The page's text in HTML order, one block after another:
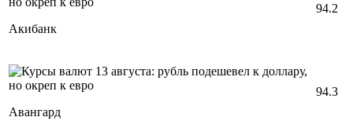
Акибанк
94.2
Авангард
94.3